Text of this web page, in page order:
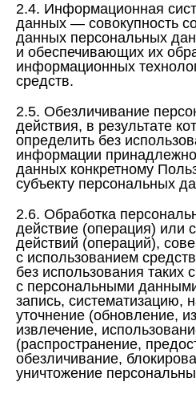
2.4. Информационная
данных — совокупность
данных персональных
и обеспечивающих их
информационных
средств.
2.5. Обезличивание
действия, в результате
определить без
информации
данных конкретному
субъекту персональных
2.6. Обработка
действие (операция) или
действий (операций),
с использованием
без использования таких
с персональными
запись, систематизацию,
уточнение (обновление,
извлечение,
(распространение,
обезличивание,
уничтожение